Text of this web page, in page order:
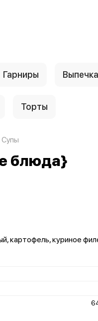
Гарниры Выпечка
Торты
Супы
блюда}
картофель, куриное